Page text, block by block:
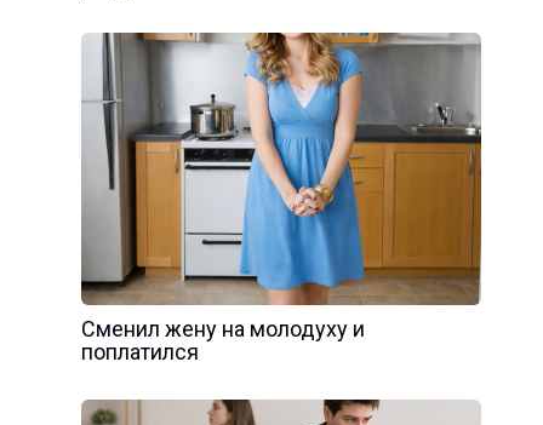
Сменил жену на молодуху и
поплатился